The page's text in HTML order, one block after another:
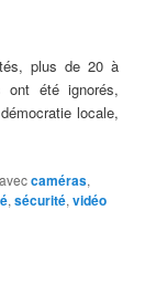
plus de 20 à
ont été ignorés,
locale,
caméras,
,sécurité,vidéo